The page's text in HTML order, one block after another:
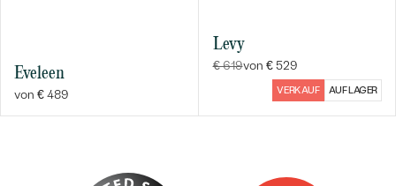
Eveleen
von € 489
Levy
€ 619von € 529
VERKAUF AUF LAGER